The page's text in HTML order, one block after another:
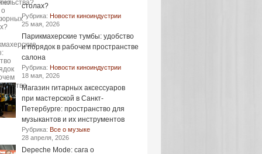
столах?
Рубрика: Новости киноиндустрии
25 мая, 2026
Парикмахерские тумбы: удобство
и порядок в рабочем пространстве
салона
Рубрика: Новости киноиндустрии
18 мая, 2026
Магазин гитарных аксессуаров
при мастерской в Санкт-
Петербурге: пространство для
музыкантов и их инструментов
Рубрика: Все о музыке
28 апреля, 2026
Depeche Mode: сага о